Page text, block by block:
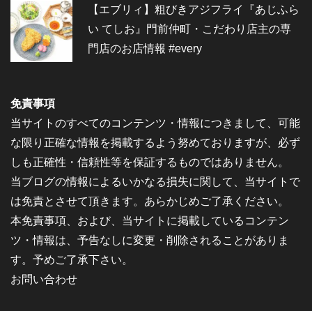
【エブリィ】粗びきアジフライ『あじふら
い てしお』門前仲町・こだわり店主の専
門店のお店情報 #every
免責事項
当サイトのすべてのコンテンツ・情報につきまして、可能
な限り正確な情報を掲載するよう努めておりますが、必ず
しも正確性・信頼性等を保証するものではありません。
当ブログの情報によるいかなる損失に関して、当サイトで
は免責とさせて頂きます。あらかじめご了承ください。
本免責事項、および、当サイトに掲載しているコンテン
ツ・情報は、予告なしに変更・削除されることがありま
す。予めご了承下さい。
お問い合わせ